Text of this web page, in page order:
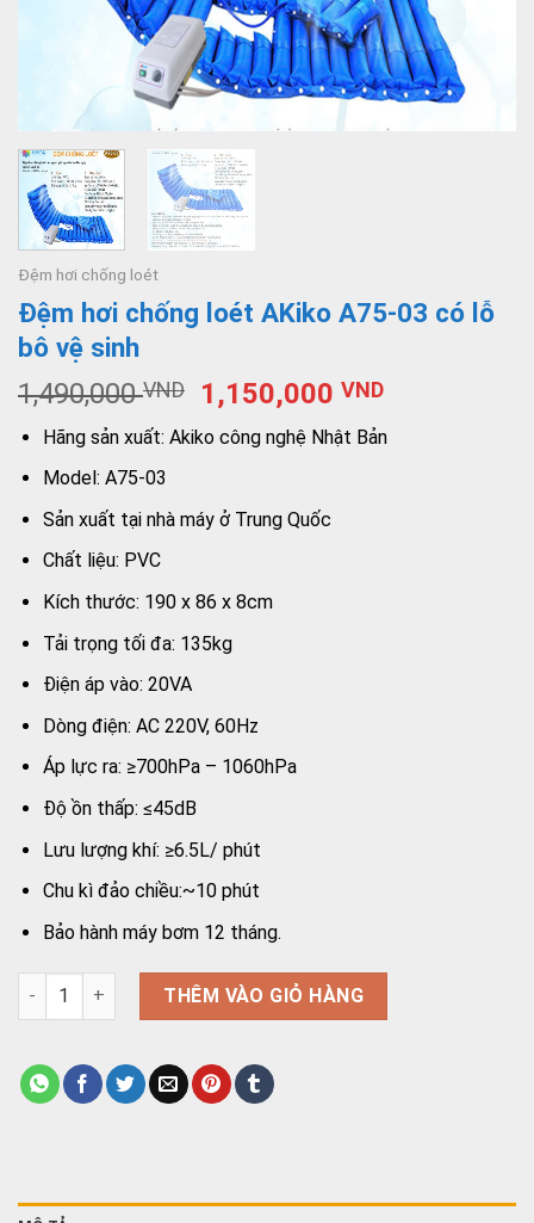
Đệm hơi chống loét
Đệm hơi chống loét AKiko A75-03 có lỗ
bô vệ sinh
1,490,000VND 1,150,000VND
Hãng sản xuất: Akiko công nghệ Nhật Bản
Model: A75-03
Sản xuất tại nhà máy ở Trung Quốc
Chất liệu: PVC
Kích thước: 190 x 86 x 8cm
Tải trọng tối đa: 135kg
Điện áp vào: 20VA
Dòng điện: AC 220V, 60Hz
Áp lực ra: ≥700hPa – 1060hPa
Độ ồn thấp: ≤45dB
Lưu lượng khí: ≥6.5L/ phút
Chu kì đảo chiều:~10 phút
Bảo hành máy bơm 12 tháng.
Đệm hơi chống loét AKiko A75-03 có lỗ bô vệ sinh số lượng
THÊM VÀO GIỎ HÀNG